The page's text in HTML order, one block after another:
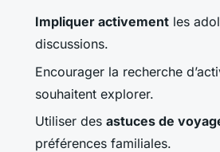
Impliquer activement les
discussions.
Encourager la recherche
souhaitent explorer.
Utiliser des astuces de
préférences familiales.